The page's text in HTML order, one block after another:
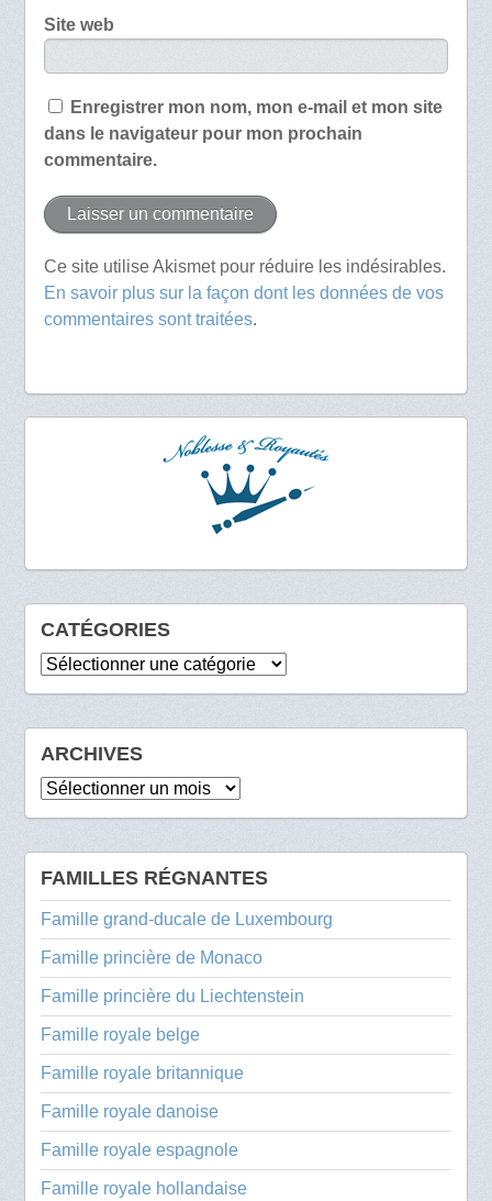
Site web
Enregistrer mon nom, mon e-mail et mon site
dans le navigateur pour mon prochain
commentaire.
Ce site utilise Akismet pour réduire les indésirables.
En savoir plus sur la façon dont les données de vos
commentaires sont traitées.
CATÉGORIES
Catégories
ARCHIVES
Archives
FAMILLES RÉGNANTES
Famille grand-ducale de Luxembourg
Famille princière de Monaco
Famille princière du Liechtenstein
Famille royale belge
Famille royale britannique
Famille royale danoise
Famille royale espagnole
Famille royale hollandaise